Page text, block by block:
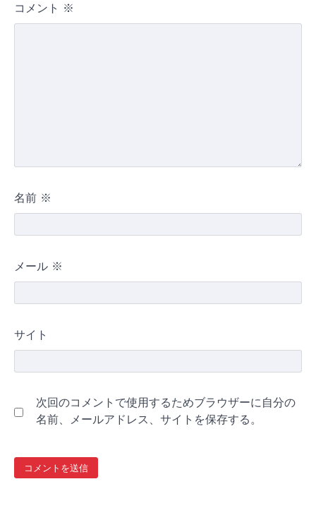
コメント ※
名前 ※
メール ※
サイト
次回のコメントで使用するためブラウザーに自分の
名前、メールアドレス、サイトを保存する。